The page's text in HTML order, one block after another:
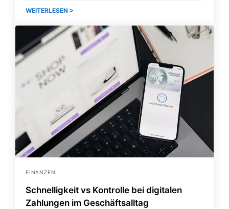
WEITERLESEN >
FINANZEN
Schnelligkeit vs Kontrolle bei digitalen
Zahlungen im Geschäftsalltag